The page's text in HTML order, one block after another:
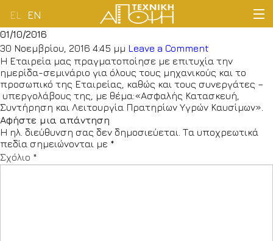
EL EN
ΑΡΧΙΚΗ
ΕΤΑΙΡΕΙΑ
ΔΡΑΣΤΗΡΙΟΤΗΤΕΣ
ΠΕΛΑΤΟΛΟΓΙΟ
01/10/2016
30 Νοεμβρίου, 2016 4:45 μμ Leave a Comment
Η Εταιρεία μας πραγματοποίησε με επιτυχία την
ημερίδα-σεμινάριο για όλους τους μηχανικούς και το
προσωπικό της Εταιρείας, καθώς και τους συνεργάτες –
υπεργολάβους της, με θέμα:«Ασφαλής Κατασκευή,
Συντήρηση και Λειτουργία Πρατηρίων Υγρών Καυσίμων».
Αφήστε μια απάντηση
Η ηλ. διεύθυνση σας δεν δημοσιεύεται. Τα υποχρεωτικά
πεδία σημειώνονται με *
Σχόλιο *